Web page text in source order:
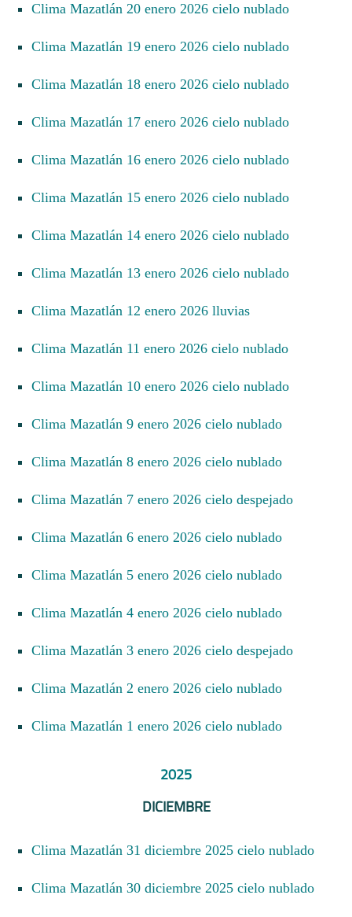
Clima Mazatlán 20 enero 2026 cielo nublado
Clima Mazatlán 19 enero 2026 cielo nublado
Clima Mazatlán 18 enero 2026 cielo nublado
Clima Mazatlán 17 enero 2026 cielo nublado
Clima Mazatlán 16 enero 2026 cielo nublado
Clima Mazatlán 15 enero 2026 cielo nublado
Clima Mazatlán 14 enero 2026 cielo nublado
Clima Mazatlán 13 enero 2026 cielo nublado
Clima Mazatlán 12 enero 2026 lluvias
Clima Mazatlán 11 enero 2026 cielo nublado
Clima Mazatlán 10 enero 2026 cielo nublado
Clima Mazatlán 9 enero 2026 cielo nublado
Clima Mazatlán 8 enero 2026 cielo nublado
Clima Mazatlán 7 enero 2026 cielo despejado
Clima Mazatlán 6 enero 2026 cielo nublado
Clima Mazatlán 5 enero 2026 cielo nublado
Clima Mazatlán 4 enero 2026 cielo nublado
Clima Mazatlán 3 enero 2026 cielo despejado
Clima Mazatlán 2 enero 2026 cielo nublado
Clima Mazatlán 1 enero 2026 cielo nublado
2025
DICIEMBRE
Clima Mazatlán 31 diciembre 2025 cielo nublado
Clima Mazatlán 30 diciembre 2025 cielo nublado